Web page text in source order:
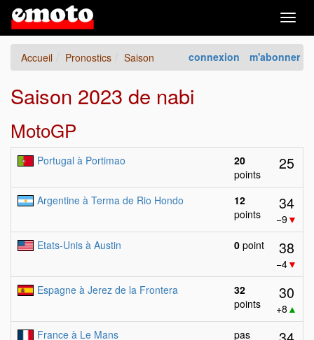
connexion m'abonner
Accueil Pronostics Saison
Saison 2023 de nabi
MotoGP
Portugal à Portimao
20
points
25
Argentine à Terma de Rio Hondo
12
points
34
−9▼
Etats-Unis à Austin
0 point 38
−4▼
Espagne à Jerez de la Frontera
32
points
30
+8 ▲
France à Le Mans
pas